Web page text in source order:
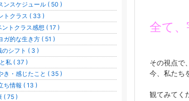
全て、
その視点で、
今、私たち
観てみてく
ンスケジュール ( 50 )
トクラス ( 33 )
ントクラス感想 ( 17 )
ガ的な生き方 ( 51 )
のシフト ( 3 )
私 ( 37 )
き・感じたこと ( 35 )
ち情報 ( 13 )
( 75 )